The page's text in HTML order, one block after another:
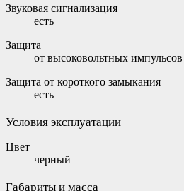
Звуковая сигнализация
есть
Защита
от высоковольтных импульсов
Защита от короткого замыкания
есть
Условия эксплуатации
Цвет
черный
Габариты и масса